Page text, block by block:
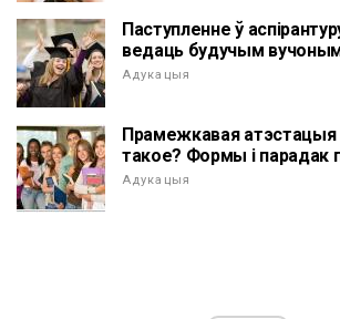
Паступленне ў
ведаць будучым
Адукацыя
Прамежкавая атэстацыя
такое? Формы і парадак
Адукацыя